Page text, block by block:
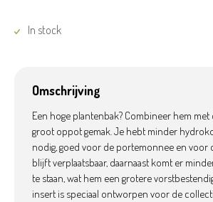
In stock
Omschrijving
Een hoge plantenbak? Combineer hem
groot oppot gemak. Je hebt minder
nodig, goed voor de portemonnee en voor
blijft verplaatsbaar, daarnaast komt er
te staan, wat hem een grotere
insert is speciaal ontworpen voor de